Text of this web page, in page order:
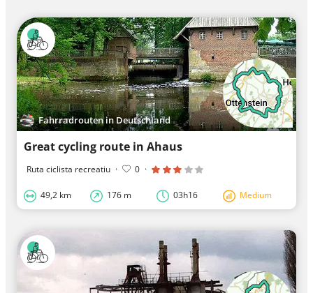
Fahrradrouten in Deutschland
Great cycling route in Ahaus
Ruta ciclista recreatiu · 0 ·
49,2 km 176 m 03h16 Medium